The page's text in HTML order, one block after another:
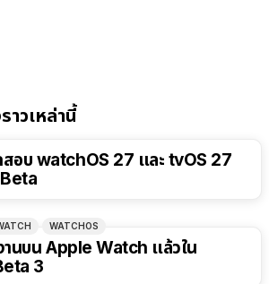
าวเหล่านี้
อบ watchOS 27 และ tvOS 27
WATCHOS
านบน Apple Watch แล้วใน
3